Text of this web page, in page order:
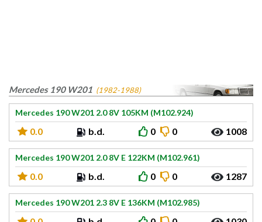
Mercedes 190 W201 (1982-1988)
Mercedes 190 W201 2.0 8V 105KM (M102.924)
0.0 b.d. 0 0 1008
Mercedes 190 W201 2.0 8V E 122KM (M102.961)
0.0 b.d. 0 0 1287
Mercedes 190 W201 2.3 8V E 136KM (M102.985)